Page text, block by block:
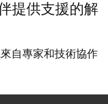
提供支援的解
自專家和技術協作